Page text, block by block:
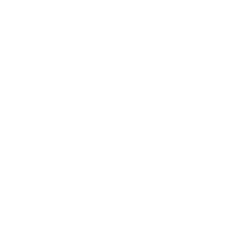
a la detección de spam.
base de datos de titularidad de,
que pueden ser de su
comunicada antes de proceder a su
podrá utilizar un sistema de
que se instalan en el disco rígido, con
ofrecemos ciertas funcionalidades
el fin de conocer los intereses, el
web y de esa forma, comprender
relacionada. También usaremos la
por el visitante o Usuario, las